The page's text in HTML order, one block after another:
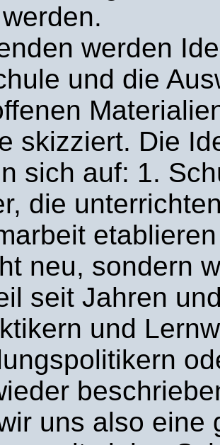
werden
und die
skizziert. Die
sich auf: 1.
die
neu, sondern
seit Jahren
und
uns also eine